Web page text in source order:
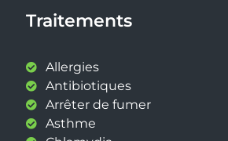
Traitements
Allergies
Antibiotiques
Arrêter de fumer
Asthme